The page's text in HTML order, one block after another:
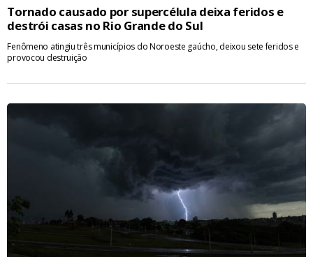
Tornado causado por supercélula deixa feridos e
destrói casas no Rio Grande do Sul
Fenômeno atingiu três municípios do Noroeste gaúcho, deixou sete feridos e
provocou destruição